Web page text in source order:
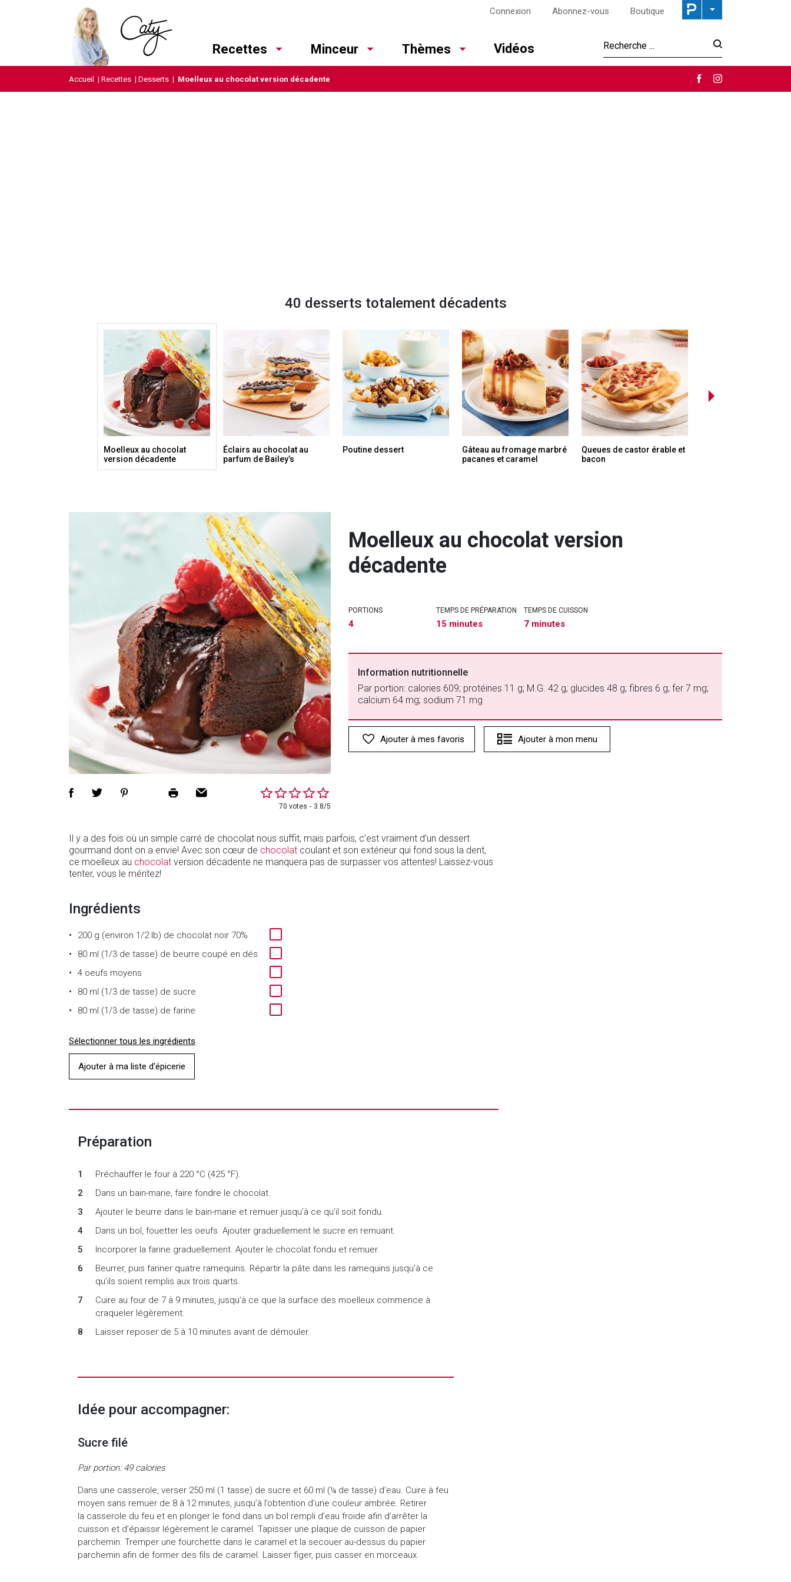
Connexion Abonnez-vous Boutique
Recettes Minceur Thèmes Vidéos
Accueil | Recettes | Desserts | Moelleux au chocolat version décadente
40 desserts totalement décadents
Moelleux au chocolat
version décadente
Éclairs au chocolat au
parfum de Bailey’s
Poutine dessert
Gâteau au fromage marbré
pacanes et caramel
Queues de castor érable et
bacon
70 votes 3.8/5
Moelleux au chocolat version
décadente
PORTIONS
4
TEMPS DE PRÉPARATION
15 minutes
TEMPS DE CUISSON
7 minutes
Information nutritionnelle
Par portion: calories 609; protéines 11 g; M.G. 42 g; glucides 48 g; fibres 6 g; fer 7 mg;
calcium 64 mg; sodium 71 mg
Ajouter à mes favoris Ajouter à mon menu
Il y a des fois où un simple carré de chocolat nous suffit, mais parfois, c’est vraiment d’un dessert
gourmand dont on a envie! Avec son cœur de chocolat coulant et son extérieur qui fond sous la dent,
ce moelleux au chocolat version décadente ne manquera pas de surpasser vos attentes! Laissez-vous
tenter, vous le méritez!
Ingrédients
200 g (environ 1/2 lb) de chocolat noir 70%
80 ml (1/3 de tasse) de beurre coupé en dés
4 oeufs moyens
80 ml (1/3 de tasse) de sucre
80 ml (1/3 de tasse) de farine
Sélectionner tous les ingrédients
Ajouter à ma liste d'épicerie
Préparation
Préchauffer le four à 220 °C (425 °F).
Dans un bain-marie, faire fondre le chocolat.
Ajouter le beurre dans le bain-marie et remuer jusqu’à ce qu’il soit fondu.
Dans un bol, fouetter les oeufs. Ajouter graduellement le sucre en remuant.
Incorporer la farine graduellement. Ajouter le chocolat fondu et remuer.
Beurrer, puis fariner quatre ramequins. Répartir la pâte dans les ramequins jusqu’à ce
qu’ils soient remplis aux trois quarts.
Cuire au four de 7 à 9 minutes, jusqu’à ce que la surface des moelleux commence à
craqueler légèrement.
Laisser reposer de 5 à 10 minutes avant de démouler.
Idée pour accompagner:
Sucre filé
Par portion: 49 calories
Dans une casserole, verser 250 ml (1 tasse) de sucre et 60 ml (¼ de tasse) d’eau. Cuire à feu
moyen sans remuer de 8 à 12 minutes, jusqu’à l’obtention d’une couleur ambrée. Retirer
la casserole du feu et en plonger le fond dans un bol rempli d’eau froide afin d’arrêter la
cuisson et d’épaissir légèrement le caramel. Tapisser une plaque de cuisson de papier
parchemin. Tremper une fourchette dans le caramel et la secouer au-dessus du papier
parchemin afin de former des fils de caramel. Laisser figer, puis casser en morceaux.